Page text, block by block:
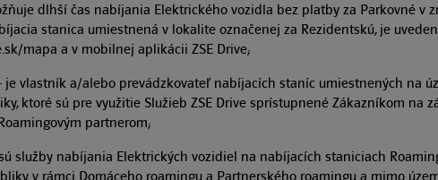
dlhší čas nabíjania Elektrického vozidla bez platby za Parkovné v
stanica umiestnená v lokalite označenej za Rezidentskú, je
mapa a v mobilnej aplikácii ZSE Drive;
je vlastník a/alebo prevádzkovateľ nabíjacích staníc umiestnených na
ktoré sú pre využitie Služieb ZSE Drive sprístupnené Zákazníkom na
partnerom;
služby nabíjania Elektrických vozidiel na nabíjacích staniciach
v rámci Domáceho roamingu a Partnerského roamingu a mimo